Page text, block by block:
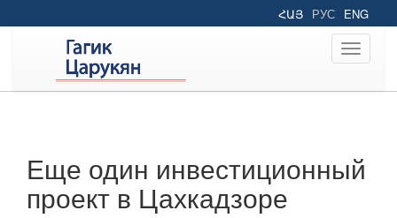
ՀԱՅ РУС ENG
Toggle
Еще один инвестиционный
проект в Цахкадзоре